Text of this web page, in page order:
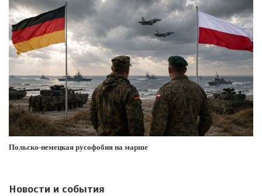
Польско-немецкая русофобия на марше
Новости и события